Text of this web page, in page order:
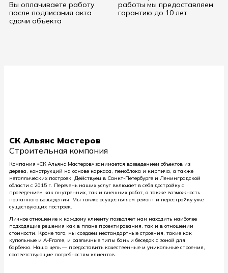
Вы оплачиваете работу
после подписания акта
сдачи объекта
работы мы предоставляем
гарантию до 10 лет
СК Альянс Мастеров
Строительная компания
Компания «СК Альянс Мастеров» занимается возведением объектов из
дерева, конструкций на основе каркаса, пеноблока и кирпича, а также
металлических построек. Действуем в Санкт-Петербурге и Ленинградской
области с 2015 г. Перечень наших услуг включает в себя достройку с
проведением как внутренних, так и внешних работ, а также возможность
поэтапного возведения. Мы также осуществляем ремонт и перестройку уже
существующих построек.
Личное отношение к каждому клиенту позволяет нам находить наиболее
подходящие решения как в плане проектирования, так и в отношении
стоимости. Кроме того, мы создаем нестандартные строения, такие как
купольные и A-Frame, и различные типы бань и беседок с зоной для
барбекю. Наша цель — предоставить качественные и уникальные строения,
соответствующие потребностям клиентов.